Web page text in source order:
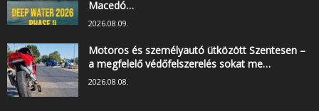
Macedó…
2026.08.09.
Motoros és személyautó ütközött Szentesen –
a megfelelő védőfelszerelés sokat me…
2026.08.08.